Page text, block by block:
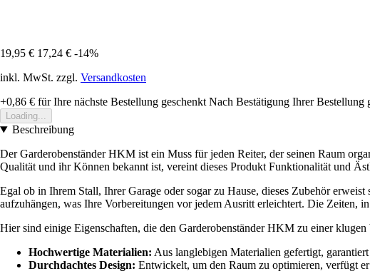
19,95 € 17,24 € -14%
inkl. MwSt. zzgl. Versandkosten
+0,86 € für Ihre nächste Bestellung geschenkt Nach Bestätigung Ihrer Bestellung
Loading...
Beschreibung
Der Garderobenständer HKM ist ein Muss für jeden Reiter, der seinen Raum
Qualität und ihr Können bekannt ist, vereint dieses Produkt Funktionalität und
Egal ob in Ihrem Stall, Ihrer Garage oder sogar zu Hause, dieses Zubehör
aufzuhängen, was Ihre Vorbereitungen vor jedem Ausritt erleichtert. Die Zeiten,
Hier sind einige Eigenschaften, die den Garderobenständer HKM zu einer klugen
Hochwertige Materialien: Aus langlebigen Materialien gefertigt,
Durchdachtes Design: Entwickelt, um den Raum zu optimieren, verfügt